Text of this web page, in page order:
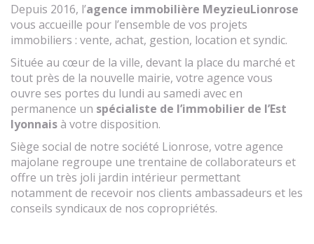
Depuis 2016, l’agence immobilière MeyzieuLionrose
vous accueille pour l’ensemble de vos projets
immobiliers : vente, achat, gestion, location et syndic.
Située au cœur de la ville, devant la place du marché et
tout près de la nouvelle mairie, votre agence vous
ouvre ses portes du lundi au samedi avec en
permanence un spécialiste de l’immobilier de l’Est
lyonnaisà votre disposition.
Siège social de notre société Lionrose, votre agence
majolane regroupe une trentaine de collaborateurs et
offre un très joli jardin intérieur permettant
notamment de recevoir nos clients ambassadeurs et les
conseils syndicaux de nos copropriétés.